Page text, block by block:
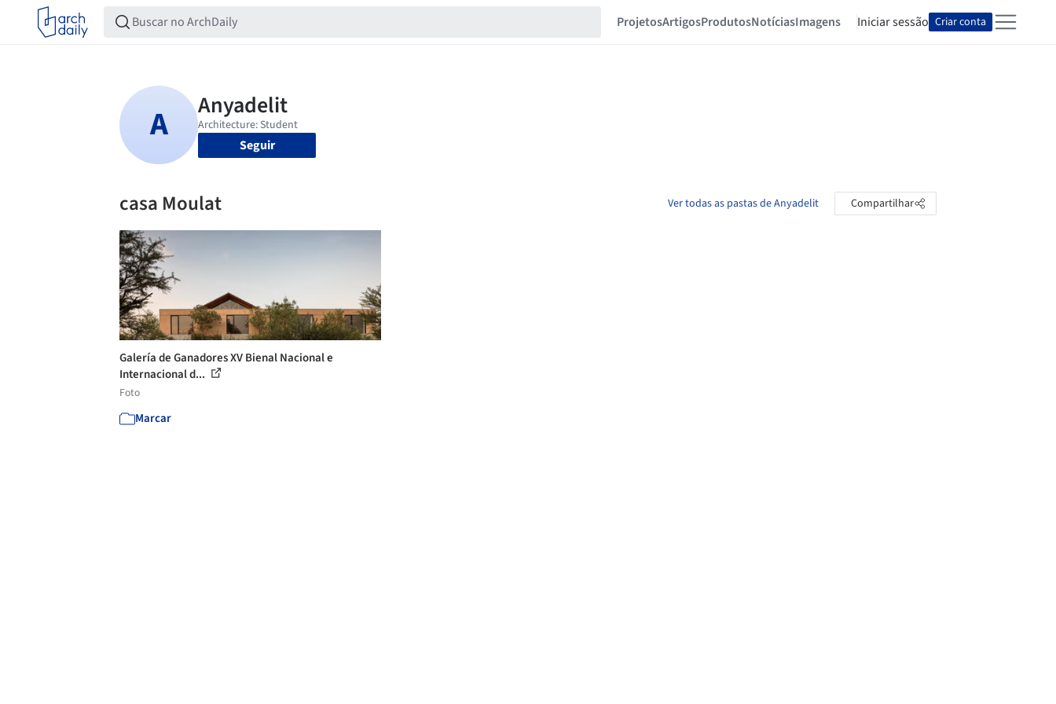
ProjetosArtigosProdutosNotíciasImagens Iniciar sessão Criar conta
Seguir
casa Moulat Ver todas as pastas de Anyadelit Compartilhar
Galería de Ganadores XV Bienal Nacional e
Internacional d...
Foto
Marcar